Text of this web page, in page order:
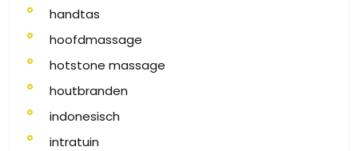
handtas
hoofdmassage
hotstone massage
houtbranden
indonesisch
intratuin